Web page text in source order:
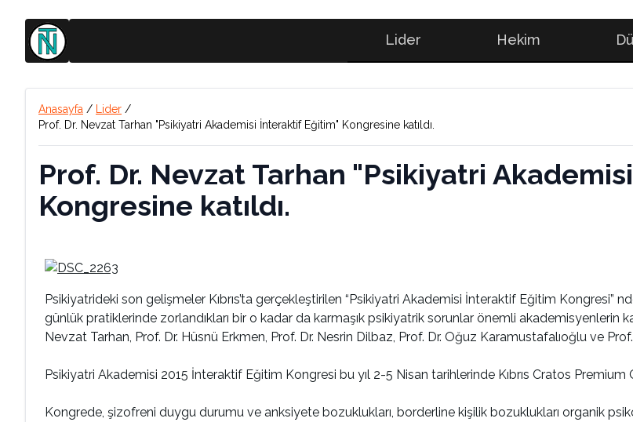
Lider Hekim
Anasayfa / Lider /
Prof. Dr. Nevzat Tarhan "Psikiyatri Akademisi İnteraktif Eğitim" Kongresine katıldı.
Prof. Dr. Nevzat Tarhan "Psikiyatri
Kongresine katıldı.
Psikiyatrideki son gelişmeler Kıbrıs’ta gerçekleştirilen “Psikiyatri Akademisi İnteraktif Eğitim Kongresi”
günlük pratiklerinde zorlandıkları bir o kadar da karmaşık psikiyatrik sorunlar önemli akademisyenlerin
Nevzat Tarhan, Prof. Dr. Hüsnü Erkmen, Prof. Dr. Nesrin Dilbaz, Prof. Dr. Oğuz Karamustafalıoğlu ve
Psikiyatri Akademisi 2015 İnteraktif Eğitim Kongresi bu yıl 2-5 Nisan tarihlerinde Kıbrıs Cratos Premium
Kongrede, şizofreni duygu durumu ve anksiyete bozuklukları, borderline kişilik bozuklukları organik